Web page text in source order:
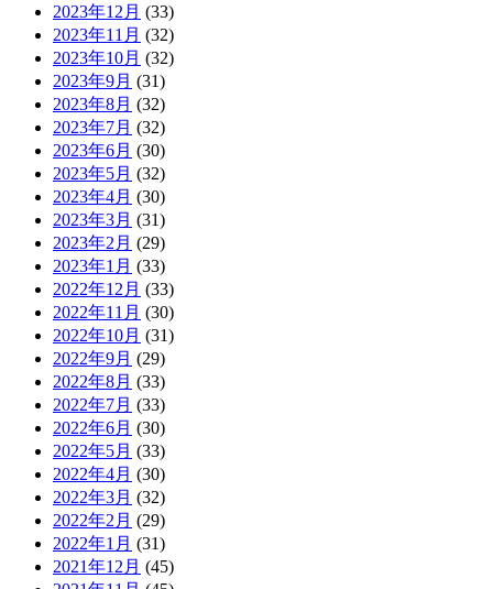
2023年12月 (33)
2023年11月 (32)
2023年10月 (32)
2023年9月 (31)
2023年8月 (32)
2023年7月 (32)
2023年6月 (30)
2023年5月 (32)
2023年4月 (30)
2023年3月 (31)
2023年2月 (29)
2023年1月 (33)
2022年12月 (33)
2022年11月 (30)
2022年10月 (31)
2022年9月 (29)
2022年8月 (33)
2022年7月 (33)
2022年6月 (30)
2022年5月 (33)
2022年4月 (30)
2022年3月 (32)
2022年2月 (29)
2022年1月 (31)
2021年12月 (45)